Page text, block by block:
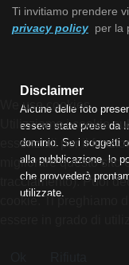
Ti invitiamo prendere
privacy policy per la
Disclaimer
Alcune delle foto
essere state prese da
dominio. Se i soggetti
alla pubblicazione, lo
che provvederà
utilizzate.
We use cookies
Utilizziamo i cookie
essenziali per il
migliorare questo sito
tracciamento). Puoi
cookie. Ti preghiamo